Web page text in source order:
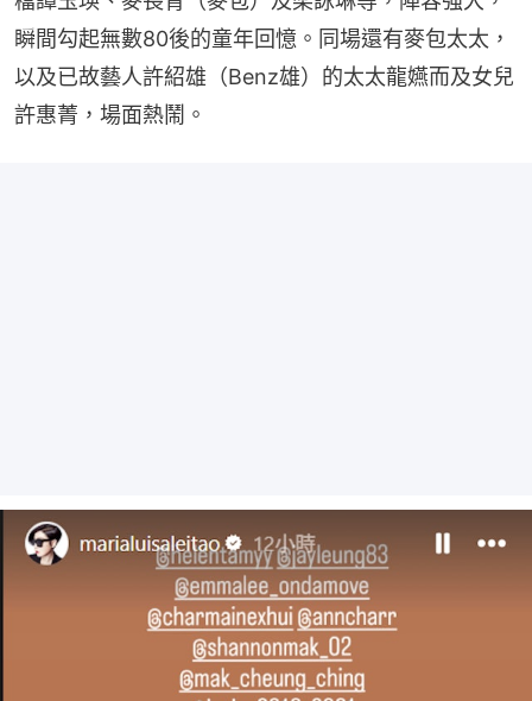
瞬間勾起無數80後的童年回憶。同場還有麥包太太，
以及已故藝人許紹雄（Benz雄）的太太龍嬿而及女兒
許惠菁，場面熱鬧。